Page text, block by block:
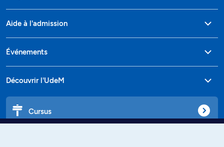
Aide à l'admission
Événements
Découvrir l'UdeM
Cursus